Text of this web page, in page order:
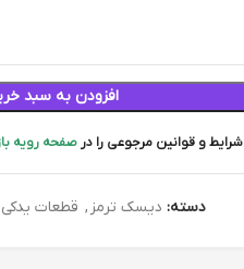
افزودن به سبد
شرایط و قوانین مرجوعی را در صفحه رویه
دسته: دیسک ترمز , قطعات یدکی